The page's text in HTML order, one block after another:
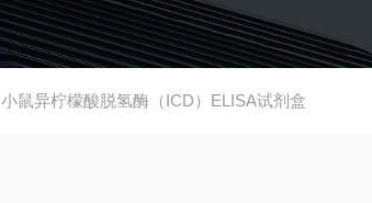
小鼠异柠檬酸脱氢酶（ICD）ELISA试剂盒